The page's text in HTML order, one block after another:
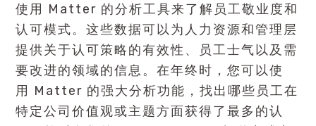
使用 Matter 的分析工具来了解员工敬业度和
认可模式。这些数据可以为人力资源和管理层
提供关于认可策略的有效性、员工士气以及需
要改进的领域的信息。在年终时，您可以使
用 Matter 的强大分析功能，找出哪些员工在
特定公司价值观或主题方面获得了最多的认